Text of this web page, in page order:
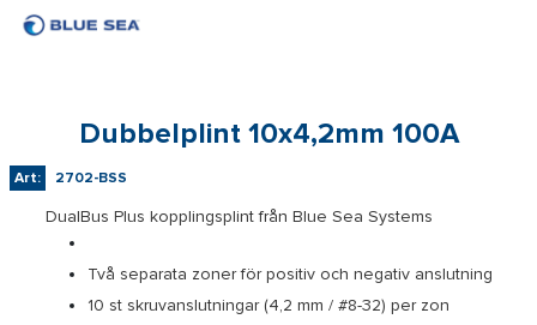
Dubbelplint 10x4,2mm 100A
Art: 2702-BSS
DualBus Plus kopplingsplint från Blue Sea Systems
Två separata zoner för positiv och negativ anslutning
10 st skruvanslutningar (4,2 mm / #8-32) per zon